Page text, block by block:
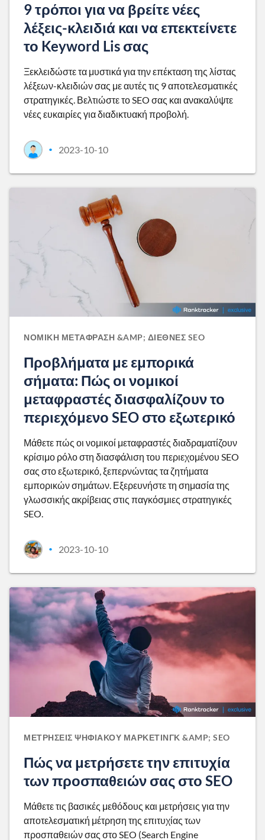
9 τρόποι για να βρείτε νέες
λέξεις-κλειδιά και να επεκτείνετε
το Keyword Lis σας
Ξεκλειδώστε τα μυστικά για την επέκταση της λίστας
λέξεων-κλειδιών σας με αυτές τις 9 αποτελεσματικές
στρατηγικές. Βελτιώστε το SEO σας και ανακαλύψτε
νέες ευκαιρίες για διαδικτυακή προβολή.
• 2023-10-10
ΝΟΜΙΚΉ ΜΕΤΆΦΡΑΣΗ &AMP; ΔΙΕΘΝΈΣ SEO
Προβλήματα με εμπορικά
σήματα: Πώς οι νομικοί
μεταφραστές διασφαλίζουν το
περιεχόμενο SEO στο εξωτερικό
Μάθετε πώς οι νομικοί μεταφραστές διαδραματίζουν
κρίσιμο ρόλο στη διασφάλιση του περιεχομένου SEO
σας στο εξωτερικό, ξεπερνώντας τα ζητήματα
εμπορικών σημάτων. Εξερευνήστε τη σημασία της
γλωσσικής ακρίβειας στις παγκόσμιες στρατηγικές
SEO.
• 2023-10-10
ΜΕΤΡΉΣΕΙΣ ΨΗΦΙΑΚΟΎ ΜΆΡΚΕΤΙΝΓΚ &AMP; SEO
Πώς να μετρήσετε την επιτυχία
των προσπαθειών σας στο SEO
Μάθετε τις βασικές μεθόδους και μετρήσεις για την
αποτελεσματική μέτρηση της επιτυχίας των
προσπαθειών σας στο SEO (Search Engine